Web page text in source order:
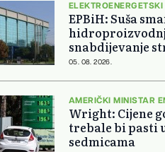
EPBiH: Suša
snabdijevanje
ostaje stabilno
05. 08. 2026.
AMERIČKI MINISTAR
Wright: Cijene
trebale bi pasti
sedmicama